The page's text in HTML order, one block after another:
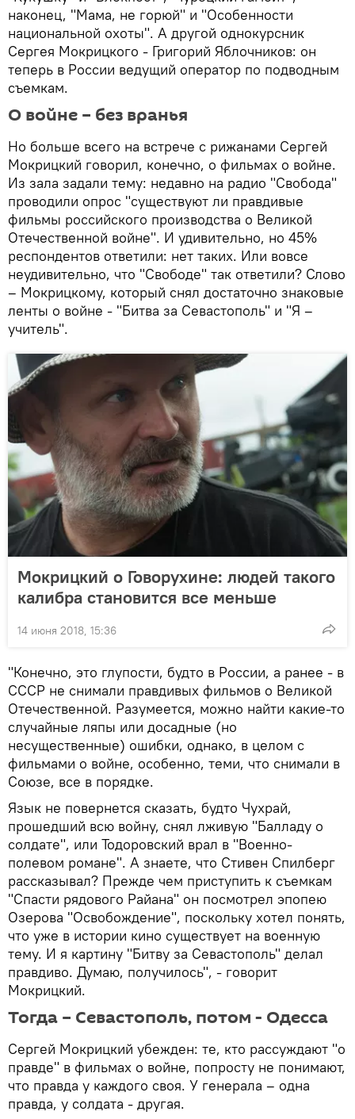
наконец, "Мама, не горюй" и "Особенности
национальной охоты". А другой однокурсник
Сергея Мокрицкого - Григорий Яблочников: он
теперь в России ведущий оператор по подводным
съемкам.
О войне – без вранья
Но больше всего на встрече с рижанами Сергей
Мокрицкий говорил, конечно, о фильмах о войне.
Из зала задали тему: недавно на радио "Свобода"
проводили опрос "существуют ли правдивые
фильмы российского производства о Великой
Отечественной войне". И удивительно, но 45%
респондентов ответили: нет таких. Или вовсе
неудивительно, что "Свободе" так ответили? Слово
– Мокрицкому, который снял достаточно знаковые
ленты о войне - "Битва за Севастополь" и "Я –
учитель".
Мокрицкий о Говорухине: людей такого
калибра становится все меньше
14 июня 2018, 15:36
"Конечно, это глупости, будто в России, а ранее - в
СССР не снимали правдивых фильмов о Великой
Отечественной. Разумеется, можно найти какие-то
случайные ляпы или досадные (но
несущественные) ошибки, однако, в целом с
фильмами о войне, особенно, теми, что снимали в
Союзе, все в порядке.
Язык не повернется сказать, будто Чухрай,
прошедший всю войну, снял лживую "Балладу о
солдате", или Тодоровский врал в "Военно-
полевом романе". А знаете, что Стивен Спилберг
рассказывал? Прежде чем приступить к съемкам
"Спасти рядового Райана" он посмотрел эпопею
Озерова "Освобождение", поскольку хотел понять,
что уже в истории кино существует на военную
тему. И я картину "Битву за Севастополь" делал
правдиво. Думаю, получилось", - говорит
Мокрицкий.
Тогда – Севастополь, потом - Одесса
Сергей Мокрицкий убежден: те, кто рассуждают "о
правде" в фильмах о войне, попросту не понимают,
что правда у каждого своя. У генерала – одна
правда, у солдата - другая.